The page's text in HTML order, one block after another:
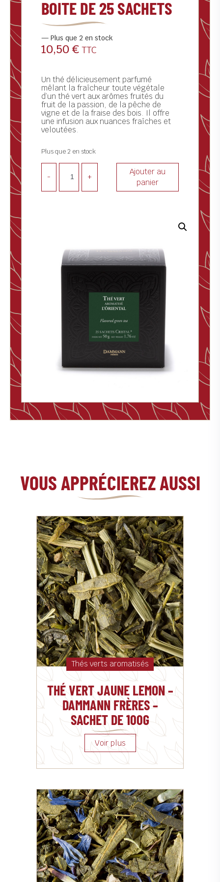
BOITE DE 25 SACHETS
Plus que 2 en stock
10,50€ TTC
Un thé délicieusement parfumé
mêlant la fraîcheur toute végétale
d’un thé vert aux arômes fruités du
fruit de la passion, de la pêche de
vigne et de la fraise des bois. Il offre
une infusion aux nuances fraîches et
veloutées.
Plus que 2 en stock
- +
Ajouter au
panier
VOUS APPRÉCIEREZ AUSSI
Thés verts aromatisés
THÉ VERT JAUNE LEMON –
DAMMANN FRÈRES –
SACHET DE 100G